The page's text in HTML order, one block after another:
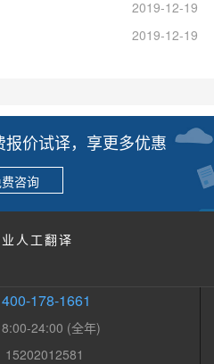
2019-12-19
2019-12-19
价试译，享更多优惠
咨询
人工翻译
400-178-1661
24:00 (全年)
15202012581